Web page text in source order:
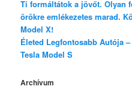
Ti formáltátok a jövőt. Olyan
örökre emlékezetes marad.
Model X!
Életed Legfontosabb Autója
Tesla Model S
Archívum